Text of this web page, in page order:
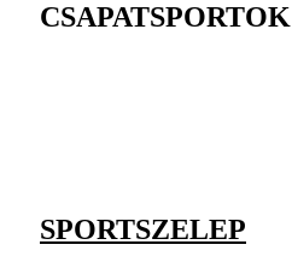
CSAPATSPORTOK
SPORTSZELEP